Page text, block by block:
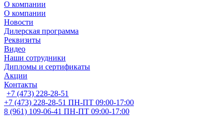
О компании
О компании
Новости
Дилерская программа
Реквизиты
Видео
Наши сотрудники
Дипломы и сертификаты
Акции
Контакты
+7 (473) 228-28-51
+7 (473) 228-28-51 ПН-ПТ 09:00-17:00
8 (961) 109-06-41 ПН-ПТ 09:00-17:00